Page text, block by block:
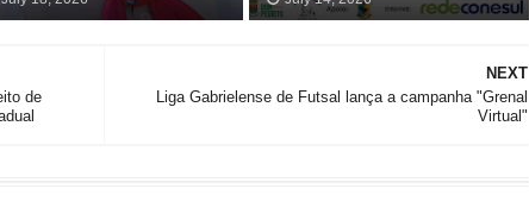
NEXT
Liga Gabrielense de Futsal lança a campanha "Grenal
Virtual"
de